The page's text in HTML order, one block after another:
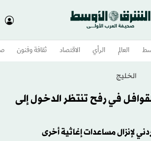
العالم الرأي الاقتصاد ثقافة وفنون
الخليج
في رفح تنتظر الدخول إلى
لإنزال مساعدات إغاثية أخرى